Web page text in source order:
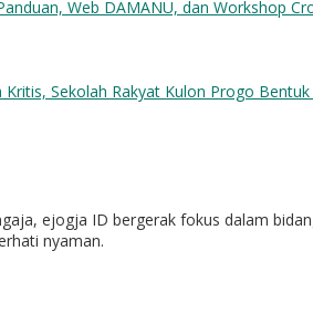
ejogja ID bergerak fokus dalam
nyaman.